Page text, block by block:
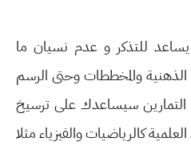
للتذكر ﻭ عدم نسيان ما
الذهنية والمخططات وحتى الرسم
سيساعدك على ترسيخ
كالرياضيات والفيزياء مثلا